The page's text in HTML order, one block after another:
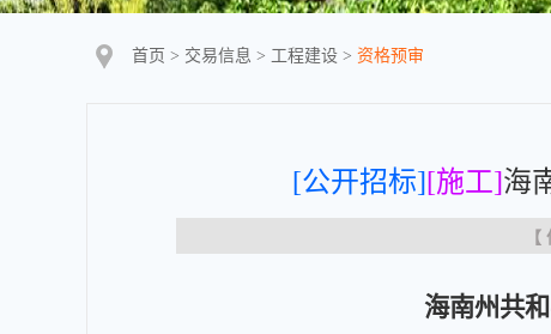
首页 > 交易信息 > 工程建设 > 资格预审
[公开招标][施工]海
海南州共